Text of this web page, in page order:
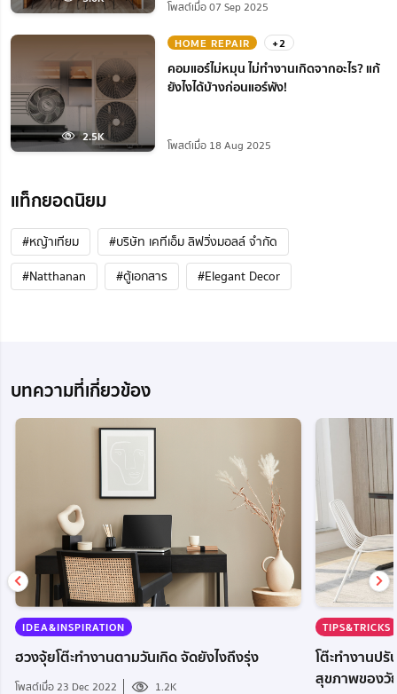
โพสต์เมื่อ 07 Sep 2025
2.5K
HOME REPAIR +2
คอมแอร์ไม่หมุน ไม่ทํางานเกิดจากอะไร? แก้
ยังไงได้บ้างก่อนแอร์พัง!
โพสต์เมื่อ 18 Aug 2025
แท็กยอดนิยม
#หญ้าเทียม
#บริษัท เคทีเอ็ม ลิฟวิ่งมอลล์ จำกัด
#Natthanan
#ตู้เอกสาร #Elegant Decor
บทความที่เกี่ยวข้อง
IDEA&INSPIRATION
ฮวงจุ้ยโต๊ะทำงานตามวันเกิด จัดยังไงถึงรุ่ง
โพสต์เมื่อ 23 Dec 2022 1.2K
TIPS&TRICKS
โต๊ะทำงานป
สุขภาพของวั